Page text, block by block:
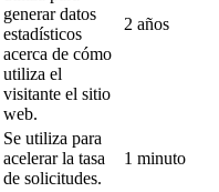
generar datos
estadísticos
acerca de cómo
utiliza el
visitante el sitio
web.
2 años
Se utiliza para
acelerar la tasa
de solicitudes.
1 minuto